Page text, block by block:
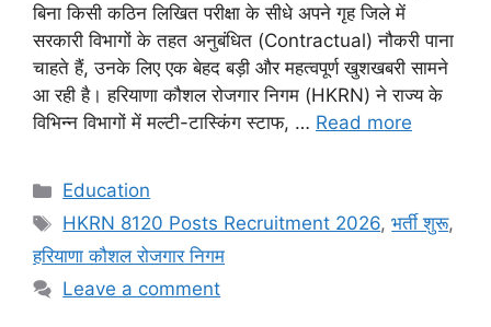
बिना किसी कठिन लिखित परीक्षा के सीधे अपने गृह जिले में
सरकारी विभागों के तहत अनुबंधित (Contractual) नौकरी पाना
चाहते हैं, उनके लिए एक बेहद बड़ी और महत्वपूर्ण खुशखबरी सामने
आ रही है। हरियाणा कौशल रोजगार निगम (HKRN) ने राज्य के
विभिन्न विभागों में मल्टी-टास्किंग स्टाफ, … Read more
Categories
Education
Tags
HKRN 8120 Posts Recruitment 2026,भर्ती शुरू,
हरियाणा कौशल रोजगार निगम
Leave a comment